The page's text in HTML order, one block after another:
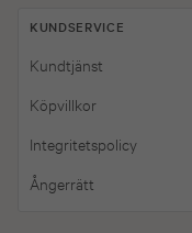
KUNDSERVICE
Kundtjänst
Köpvillkor
Integritetspolicy
Ångerrätt